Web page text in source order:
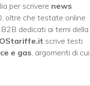
per scrivere news
oltre che testate online
dedicati ai temi della
scrive testi
e gas , argomenti di cui